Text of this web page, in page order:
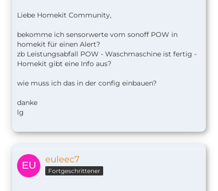
Liebe Homekit Community,
bekomme ich sensorwerte vom sonoff POW in
homekit für einen Alert?
zb Leistungsabfall POW - Waschmaschine ist fertig -
Homekit gibt eine Info aus?
wie muss ich das in der config einbauen?
danke
lg
euleec7
Fortgeschrittener